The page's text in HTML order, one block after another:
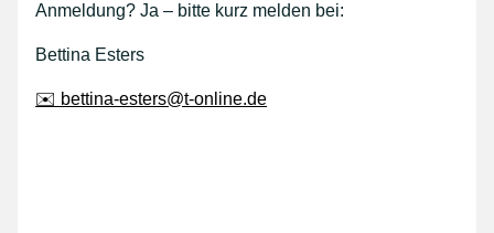
Anmeldung? Ja – bitte kurz melden bei:
Bettina Esters
✉️ bettina-esters@t-online.de